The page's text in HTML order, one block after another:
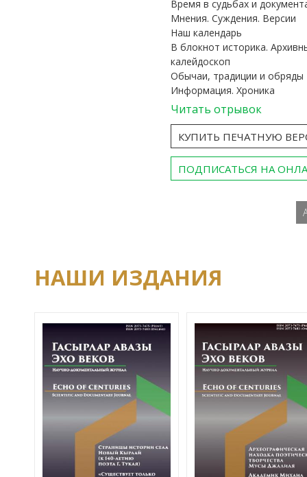
Время в судьбах и
Мнения. Суждения. Версии
Наш календарь
В блокнот историка.
калейдоскоп
Обычаи, традиции и обряды
Информация. Хроника
Читать отрывок
КУПИТЬ ПЕЧАТНУЮ
ПОДПИСАТЬСЯ НА
НАШИ ИЗДАНИЯ